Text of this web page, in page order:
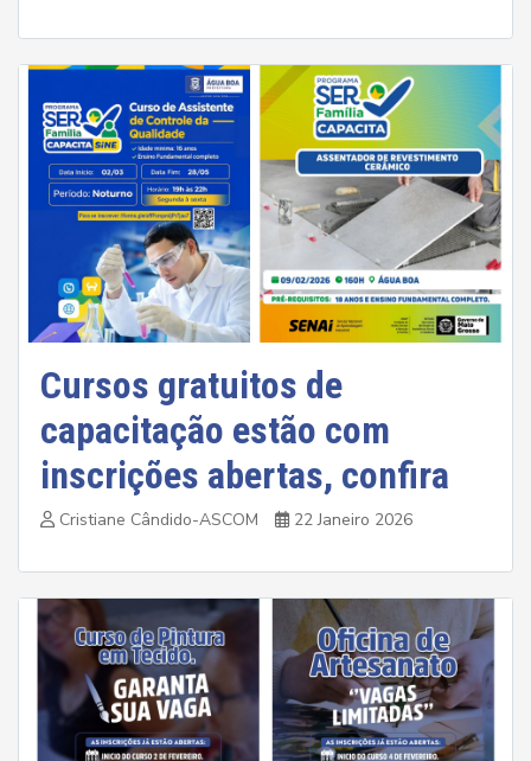
Cursos gratuitos de
capacitação estão com
inscrições abertas, confira
Cristiane Cândido-ASCOM 22 Janeiro 2026